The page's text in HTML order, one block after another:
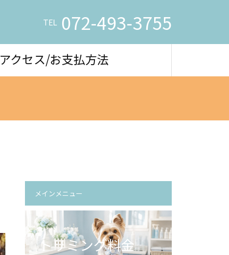
TEL 072-493-3755
アクセス/お支払方法
メインメニュー
トリミング料金